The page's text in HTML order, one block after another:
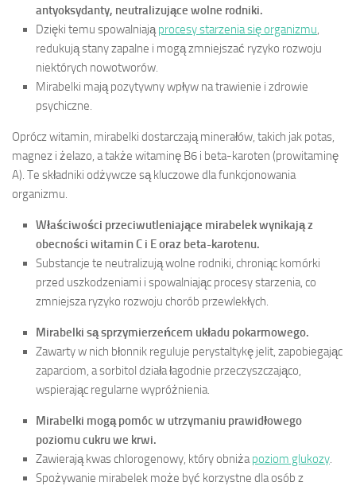
antyoksydanty, neutralizujące wolne rodniki.
Dzięki temu spowalniająprocesy starzenia się organizmu,
redukują stany zapalne i mogą zmniejszać ryzyko rozwoju
niektórych nowotworów.
Mirabelki mają pozytywny wpływ na trawienie i zdrowie
psychiczne.
Oprócz witamin, mirabelki dostarczają minerałów, takich jak potas,
magnez i żelazo, a także witaminę B6 i beta-karoten (prowitaminę
A). Te składniki odżywcze są kluczowe dla funkcjonowania
organizmu.
Właściwości przeciwutleniające mirabelek wynikają z
obecności witamin C i E oraz beta-karotenu.
Substancje te neutralizują wolne rodniki, chroniąc komórki
przed uszkodzeniami i spowalniając procesy starzenia, co
zmniejsza ryzyko rozwoju chorób przewlekłych.
Mirabelki są sprzymierzeńcem układu pokarmowego.
Zawarty w nich błonnik reguluje perystaltykę jelit, zapobiegając
zaparciom, a sorbitol działa łagodnie przeczyszczająco,
wspierając regularne wypróżnienia.
Mirabelki mogą pomóc w utrzymaniu prawidłowego
poziomu cukru we krwi.
Zawierają kwas chlorogenowy, który obniżapoziom glukozy.
Spożywanie mirabelek może być korzystne dla osób z